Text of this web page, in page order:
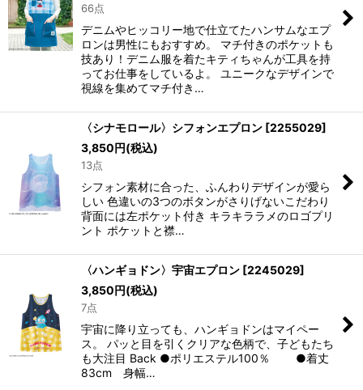
66点
デニムやヒッコリー地で仕立てたハンサムなエプ
ロンは男性にもおすすめ。 マチ付きのポケットも
技あり！デニム服を着たキティちゃんが工具を持
ってお仕事をしているよ。 ユニークなデザインで
視線を集めてマチ付き…
〈シナモロール〉シフォンエプロン [2255029]
3,850円(税込)
13点
シフォン素材に合った、ふんわりデザインが愛ら
しい 色違いの3つのボタンがさりげないこだわり
背面には左ポケット付き キラキララメのロゴプリ
ント ポケットと襟…
〈ハンギョドン〉宇宙エプロン [2245029]
3,850円(税込)
7点
宇宙に降り立っても、ハンギョドンはマイペー
ス。 パッと目を引くクリアな色柄で、子どもたち
も大注目 Back ●ポリエステル100％ ●着丈
83cm 身幅…